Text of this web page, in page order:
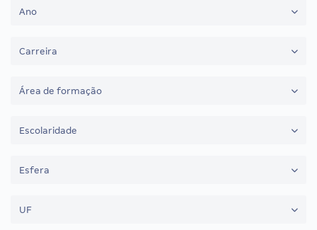
Ano
Carreira
Área de formação
Escolaridade
Esfera
UF